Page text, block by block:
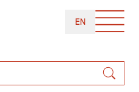
ENENGLISH